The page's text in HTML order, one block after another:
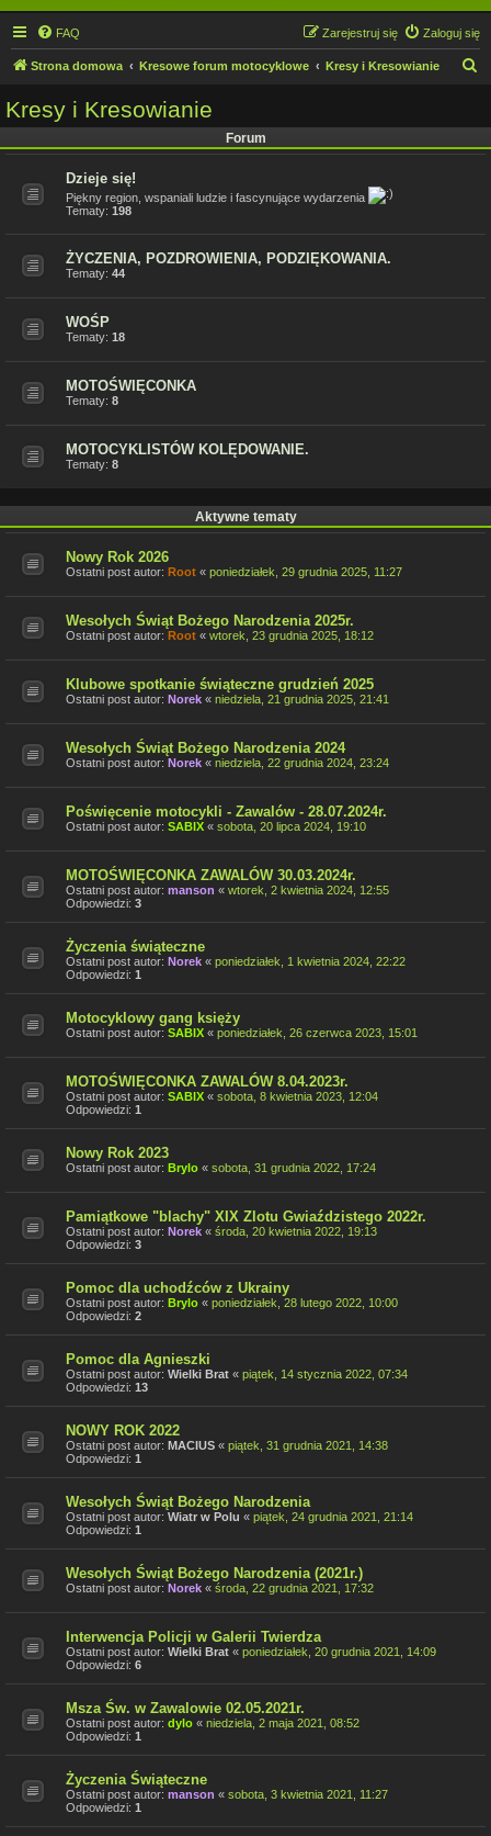
FAQ Zaloguj się
Zarejestruj się
Strona domowa Kresowe forum motocyklowe Kresy i Kresowianie
Kresy i Kresowianie
Forum
Dzieje się!
Piękny region, wspaniali ludzie i fascynujące wydarzenia
Tematy: 198
ŻYCZENIA, POZDROWIENIA, PODZIĘKOWANIA.
Tematy: 44
WOŚP
Tematy: 18
MOTOŚWIĘCONKA
Tematy: 8
MOTOCYKLISTÓW KOLĘDOWANIE.
Tematy: 8
Aktywne tematy
Nowy Rok 2026
Ostatni post autor: Root « poniedziałek, 29 grudnia 2025, 11:27
Wesołych Świąt Bożego Narodzenia 2025r.
Ostatni post autor: Root « wtorek, 23 grudnia 2025, 18:12
Klubowe spotkanie świąteczne grudzień 2025
Ostatni post autor: Norek « niedziela, 21 grudnia 2025, 21:41
Wesołych Świąt Bożego Narodzenia 2024
Ostatni post autor: Norek « niedziela, 22 grudnia 2024, 23:24
Poświęcenie motocykli - Zawalów - 28.07.2024r.
Ostatni post autor: SABIX « sobota, 20 lipca 2024, 19:10
MOTOŚWIĘCONKA ZAWALÓW 30.03.2024r.
Ostatni post autor: manson « wtorek, 2 kwietnia 2024, 12:55
Odpowiedzi: 3
Życzenia świąteczne
Ostatni post autor: Norek « poniedziałek, 1 kwietnia 2024, 22:22
Odpowiedzi: 1
Motocyklowy gang księży
Ostatni post autor: SABIX « poniedziałek, 26 czerwca 2023, 15:01
MOTOŚWIĘCONKA ZAWALÓW 8.04.2023r.
Ostatni post autor: SABIX « sobota, 8 kwietnia 2023, 12:04
Odpowiedzi: 1
Nowy Rok 2023
Ostatni post autor: Brylo « sobota, 31 grudnia 2022, 17:24
Pamiątkowe "blachy" XIX Zlotu Gwiaździstego 2022r.
Ostatni post autor: Norek « środa, 20 kwietnia 2022, 19:13
Odpowiedzi: 3
Pomoc dla uchodźców z Ukrainy
Ostatni post autor: Brylo « poniedziałek, 28 lutego 2022, 10:00
Odpowiedzi: 2
Pomoc dla Agnieszki
Ostatni post autor: Wielki Brat « piątek, 14 stycznia 2022, 07:34
Odpowiedzi: 13
NOWY ROK 2022
Ostatni post autor: MACIUS « piątek, 31 grudnia 2021, 14:38
Odpowiedzi: 1
Wesołych Świąt Bożego Narodzenia
Ostatni post autor: Wiatr w Polu « piątek, 24 grudnia 2021, 21:14
Odpowiedzi: 1
Wesołych Świąt Bożego Narodzenia (2021r.)
Ostatni post autor: Norek « środa, 22 grudnia 2021, 17:32
Interwencja Policji w Galerii Twierdza
Ostatni post autor: Wielki Brat « poniedziałek, 20 grudnia 2021, 14:09
Odpowiedzi: 6
Msza Św. w Zawalowie 02.05.2021r.
Ostatni post autor: dylo « niedziela, 2 maja 2021, 08:52
Odpowiedzi: 1
Życzenia Świąteczne
Ostatni post autor: manson « sobota, 3 kwietnia 2021, 11:27
Odpowiedzi: 1